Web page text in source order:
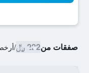
صفقات من222 ﷼ /